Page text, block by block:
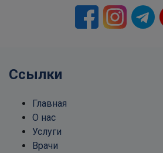
Ссылки
Главная
О нас
Услуги
Врачи